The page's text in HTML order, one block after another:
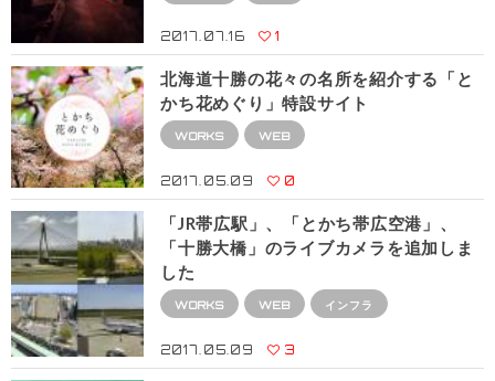
2017.07.16 1
北海道十勝の花々の名所を紹介する「と
かち花めぐり」特設サイト
WORKS WEB
2017.05.09 0
「JR帯広駅」、「とかち帯広空港」、
「十勝大橋」のライブカメラを追加しま
した
WORKS WEB インフラ
2017.05.09 3